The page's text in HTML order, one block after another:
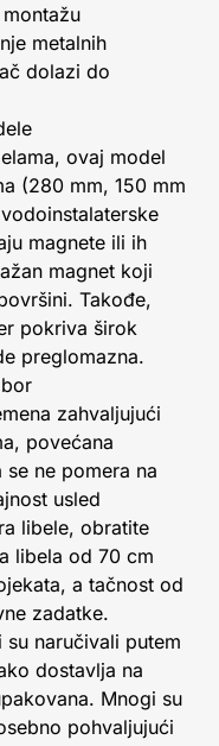
metalnih
dolazi do
ovaj model
(280 mm, 150 mm
magnete ili ih
magnet koji
Takođe,
pokriva širok
preglomazna.
zahvaljujući
povećana
ne pomera na
usled
libele, obratite
libela od 70 cm
a tačnost od
zadatke.
naručivali putem
dostavlja na
Mnogi su
pohvaljujući